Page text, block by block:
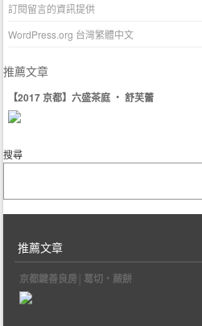
訂閱留言的資訊提供
WordPress.org 台灣繁體中文
推薦文章
【2017 京都】六盛茶庭 ‧ 舒芙蕾
搜尋
推薦文章
京都鍵善良房│葛切‧蕨餅